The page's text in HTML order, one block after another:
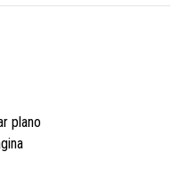
plano